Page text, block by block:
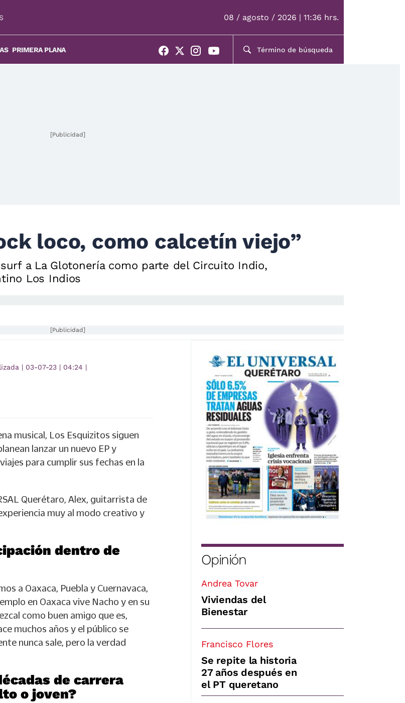
08 / agosto / 2026 | 11:36 hrs.
PRIMERA PLANA
[Publicidad]
loco, como calcetín viejo”
a La Glotonería como parte del Circuito Indio,
Los Indios
[Publicidad]
| 03-07-23 | 04:24 |
musical, Los Esquizitos siguen
lanzar un nuevo EP y
para cumplir sus fechas en la
Querétaro, Alex, guitarrista de
muy al modo creativo y
dentro de
a Oaxaca, Puebla y Cuernavaca,
en Oaxaca vive Nacho y en su
como buen amigo que es,
muchos años y el público se
nunca sale, pero la verdad
de carrera
o joven?
Opinión
Andrea Tovar
Viviendas del
Bienestar
Francisco Flores
Se repite la historia
27 años después en
el PT queretano